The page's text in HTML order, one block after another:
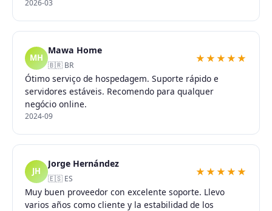
2026-03
MH
Mawa Home
🇧🇷 BR
★★★★★
Ótimo serviço de hospedagem. Suporte rápido e
servidores estáveis. Recomendo para qualquer
negócio online.
2024-09
JH
Jorge Hernández
🇪🇸 ES
★★★★★
Muy buen proveedor con excelente soporte. Llevo
varios años como cliente y la estabilidad de los